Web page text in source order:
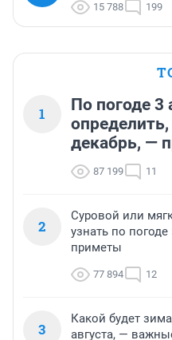
15 788 199
1
По погоде 3
декабрь, —
87 199 11
2
Суровой или
узнать по
приметы
77 894 12
3
Какой будет
августа, —